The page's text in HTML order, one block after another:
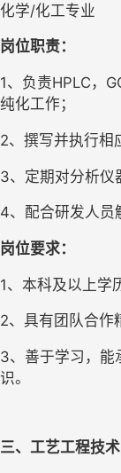
化学/化工专业
岗位职责：
1、负责HPLC，
纯化工作；
2、撰写并执行相
3、定期对分析仪
4、配合研发人员
岗位要求：
1、本科及以上学
2、具有团队合作
3、善于学习，能
识。
三、工艺工程技术